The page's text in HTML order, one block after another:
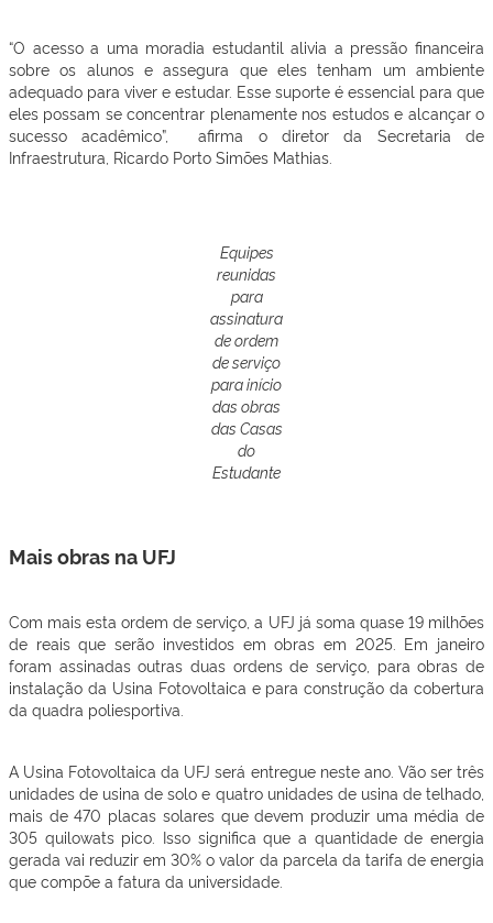
“O acesso a uma moradia estudantil alivia a pressão financeira
sobre os alunos e assegura que eles tenham um ambiente
adequado para viver e estudar. Esse suporte é essencial para que
eles possam se concentrar plenamente nos estudos e alcançar o
sucesso acadêmico”, afirma o diretor da Secretaria de
Infraestrutura, Ricardo Porto Simões Mathias.
Equipes
reunidas
para
assinatura
de ordem
de serviço
para início
das obras
das Casas
do
Estudante
Mais obras na UFJ
Com mais esta ordem de serviço, a UFJ já soma quase 19 milhões
de reais que serão investidos em obras em 2025. Em janeiro
foram assinadas outras duas ordens de serviço, para obras de
instalação da Usina Fotovoltaica e para construção da cobertura
da quadra poliesportiva.
A Usina Fotovoltaica da UFJ será entregue neste ano. Vão ser três
unidades de usina de solo e quatro unidades de usina de telhado,
mais de 470 placas solares que devem produzir uma média de
305 quilowats pico. Isso significa que a quantidade de energia
gerada vai reduzir em 30% o valor da parcela da tarifa de energia
que compõe a fatura da universidade.